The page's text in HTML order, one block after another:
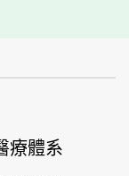
療體系